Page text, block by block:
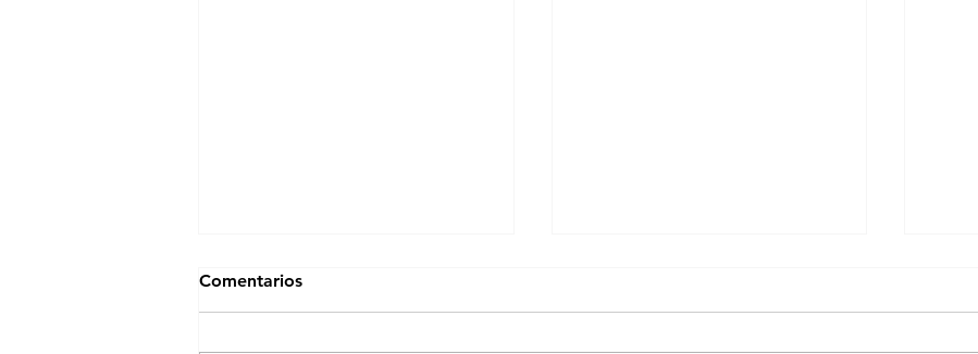
Comentarios